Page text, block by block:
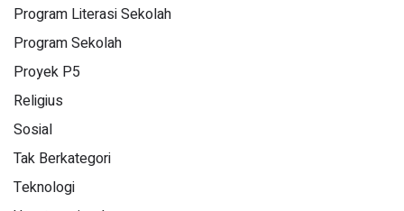
Program Literasi Sekolah
Program Sekolah
Proyek P5
Religius
Sosial
Tak Berkategori
Teknologi